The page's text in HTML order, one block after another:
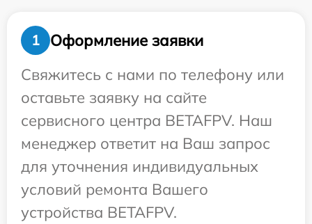
1
Оформление заявки
Свяжитесь с нами по телефону или
оставьте заявку на сайте
сервисного центра BETAFPV. Наш
менеджер ответит на Ваш запрос
для уточнения индивидуальных
условий ремонта Вашего
устройства BETAFPV.